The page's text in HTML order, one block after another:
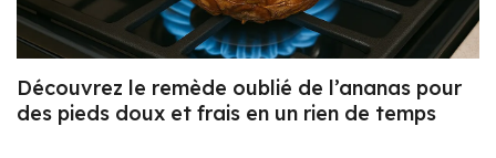
Découvrez le remède oublié de l’ananas pour
des pieds doux et frais en un rien de temps